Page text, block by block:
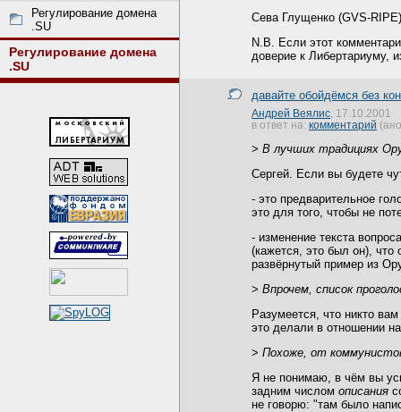
Регулирование домена
.SU
Регулирование домена
.SU
Сева Глущенко (GVS-RIPE)
N.B. Если этот
доверие к Либертариуму,
давайте обойдёмся без
Андрей Веялис , 17.10.2001
в ответ на: комментарий
> В лучших традициях
Сергей. Если вы будете
- это предварительное
это для того, чтобы не
- изменение текста
(кажется, это был он), что
развёрнутый пример из
> Впрочем, список
Разумеется, что никто
это делали в отношении
> Похоже, от
Я не понимаю, в чём вы
задним числом описания
не говорю: "там было